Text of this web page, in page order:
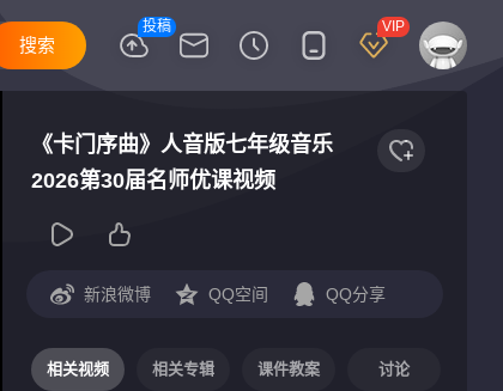
投稿 VIP
《卡门序曲》人音版七年级音乐
2026第30届名师优课视频
新浪微博 QQ空间 QQ分享
相关视频 相关专辑 课件教案 讨论